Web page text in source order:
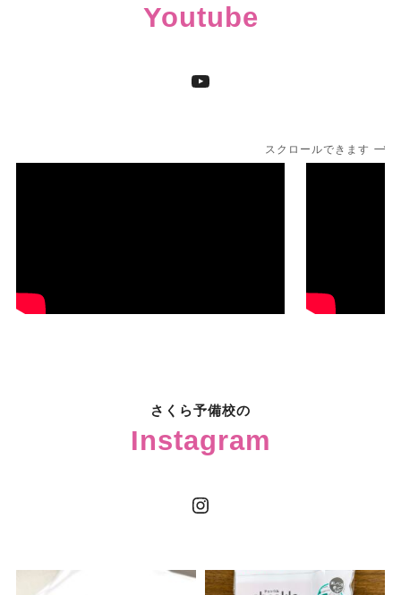
Youtube
YouTube
スクロールできます
さくら予備校の
Instagram
Instagram